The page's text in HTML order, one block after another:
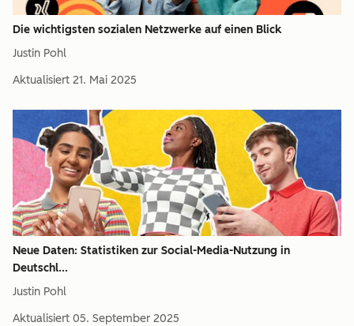
Die wichtigsten sozialen Netzwerke auf einen Blick
Justin Pohl
Aktualisiert 21. Mai 2025
Neue Daten: Statistiken zur Social-Media-Nutzung in
Deutschl...
Justin Pohl
Aktualisiert 05. September 2025